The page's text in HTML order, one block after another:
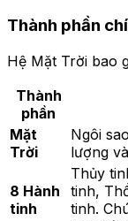
Thành phần
Hệ Mặt Trời bao
Thành
phần
Mặt
Trời
Ngôi
lượng
8 Hành
tinh
Thủy
tinh,
tinh.